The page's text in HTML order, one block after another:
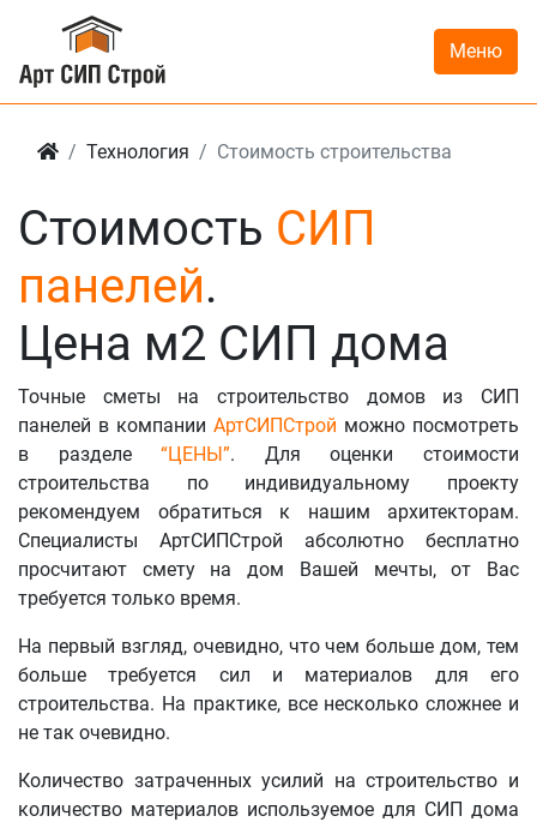
Меню
Технология Стоимость строительства
Стоимость СИП
панелей.
Цена м2 СИП дома
Точные сметы на строительство домов из СИП
панелей в компании АртСИПСтрой можно посмотреть
в разделе“ЦЕНЫ”. Для оценки стоимости
строительства по индивидуальному проекту
рекомендуем обратиться к нашим архитекторам.
Специалисты АртСИПСтрой абсолютно бесплатно
просчитают смету на дом Вашей мечты, от Вас
требуется только время.
На первый взгляд, очевидно, что чем больше дом, тем
больше требуется сил и материалов для его
строительства. На практике, все несколько сложнее и
не так очевидно.
Количество затраченных усилий на строительство и
количество материалов используемое для СИП дома